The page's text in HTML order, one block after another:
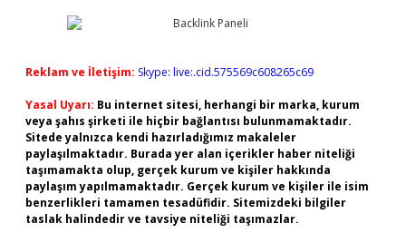
Reklam ve İletişim: Skype: live:.cid.575569c608265c69
Yasal Uyarı: Bu internet sitesi, herhangi bir marka, kurum
veya şahıs şirketi ile hiçbir bağlantısı bulunmamaktadır.
Sitede yalnızca kendi hazırladığımız makaleler
paylaşılmaktadır. Burada yer alan içerikler haber niteliği
taşımamakta olup, gerçek kurum ve kişiler hakkında
paylaşım yapılmamaktadır. Gerçek kurum ve kişiler ile isim
benzerlikleri tamamen tesadüfidir. Sitemizdeki bilgiler
taslak halindedir ve tavsiye niteliği taşımazlar.